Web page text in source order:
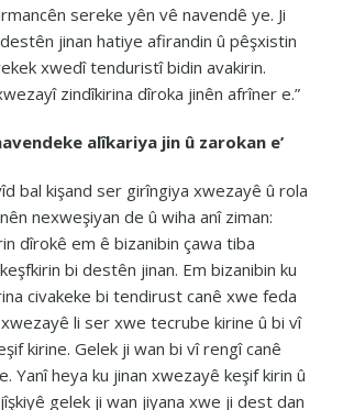
sereke yên vê navendê ye. Ji
jinan hatiye afirandin û pêşxistin
xwedî tenduristî bidin avakirin.
zindîkirina dîroka jinên afrîner e.”
alîkariya jin û zarokan e’
bal kişand ser girîngiya xwezayê û rola
nexweşiyan de û wiha anî ziman:
dîrokê em ê bizanibin çawa tiba
bi destên jinan. Em bizanibin ku
civakeke bi tendirust canê xwe feda
li ser xwe tecrube kirine û bi vî
kirine. Gelek ji wan bi vî rengî canê
Yanî heya ku jinan xwezayê keşif kirin û
gelek ji wan jiyana xwe ji dest dan